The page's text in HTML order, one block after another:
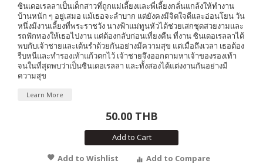
ซินเดอเรลลาเป็นเด็กสาวที่ถูกแม่เลี้ยงและพี่เลี้ยงกลั่นแกล้งให้ทำงาน
บ้านหนัก ๆ อยู่เสมอ แม้เธอจะลำบาก แต่ยังคงมีจิตใจดีและอ่อนโยน วัน
หนึ่งมีงานเลี้ยงที่พระราชวัง นางฟ้าแม่ทูนหัวได้ช่วยเสกชุดสวยงามและ
รถฟักทองให้เธอไปงาน แต่ต้องกลับก่อนเที่ยงคืน ที่งาน ซินเดอเรลลาได้
พบกับเจ้าชายและเต้นรำด้วยกันอย่างมีความสุข แต่เมื่อถึงเวลา เธอต้อง
รีบหนีและทำรองเท้าแก้วตกไว้ เจ้าชายจึงออกตามหาเจ้าของรองเท้า
จนในที่สุดพบว่าเป็นซินเดอเรลลา และทั้งสองได้แต่งงานกันอย่างมี
ความสุข
Learn More
50.00 THB
Add to Cart
Add to Wishlist
Add to Compare